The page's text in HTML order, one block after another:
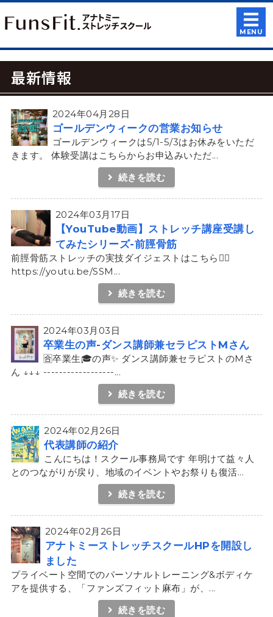
トレーナー
MENU
講座紹介
受講案内
会社概要
最新情報
2024年04月28日
ゴールデンウィークの営業お知らせ
ゴールデンウィークは5/1-5/3はお休みをいただ
きます。 体験受講はこちらからお申込みいただ...
続きを読む
2024年03月17日
【YouTube動画】ストレッチ講座受講し
てみたシリーズ-前脛骨筋
前脛骨筋ストレッチの実技ダイジェストはこちら💁‍♀️
https://youtu.be/SSM...
続きを読む
2024年03月03日
卒業生の声-ダンス講師兼セラピストMさん
🈴卒業生🎓の声✨ ダンス講師兼セラピストのMさ
ん ↓↓↓ ------------------...
続きを読む
2024年02月26日
代表講師の紹介
こんにちは！スクール事務局です 年明けて益々人
とのつながりが戻り、地域のイベントやお祭りも復活...
続きを読む
2024年02月26日
アナトミーストレッチスクールHPを開設し
ました
プライベート空間でのパーソナルトレーニング&ボディケ
アを提供する、「ファンズフィット麻布」が、...
続きを読む